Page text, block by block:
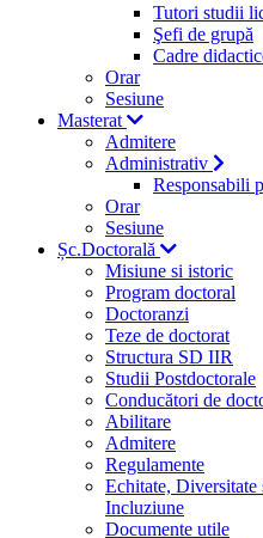
Tutori studii
Şefi de grupă
Cadre
Orar
Sesiune
Masterat
Admitere
Administrativ
Responsabili
Orar
Sesiune
Șc.Doctorală
Misiune si istoric
Program doctoral
Doctoranzi
Teze de doctorat
Structura SD IIR
Studii Postdoctorale
Conducători de
Abilitare
Admitere
Regulamente
Echitate, Diversitate
Incluziune
Documente utile